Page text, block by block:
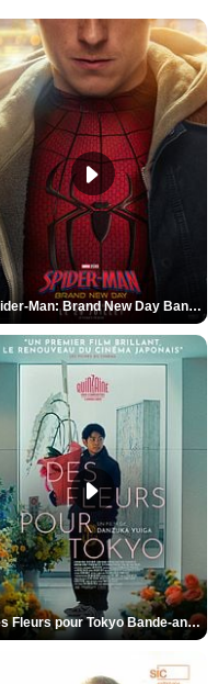
Spider-Man: Brand New Day Bande-annonce VO STFR
Des Fleurs pour Tokyo Bande-annonce VO STFR